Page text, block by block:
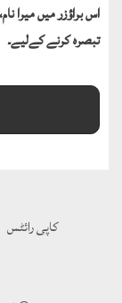
اس براؤزر میں میرا
تبصرہ کرنے کےلیے۔
کاپی رائٹس